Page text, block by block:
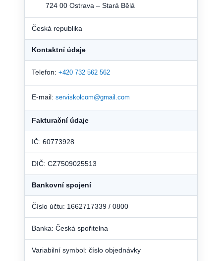
724 00 Ostrava – Stará Bělá
Česká republika
Kontaktní údaje
Telefon: +420 732 562 562
E-mail: serviskolcom@gmail.com
Fakturační údaje
IČ: 60773928
DIČ: CZ7509025513
Bankovní spojení
Číslo účtu: 1662717339 / 0800
Banka: Česká spořitelna
Variabilní symbol: číslo objednávky